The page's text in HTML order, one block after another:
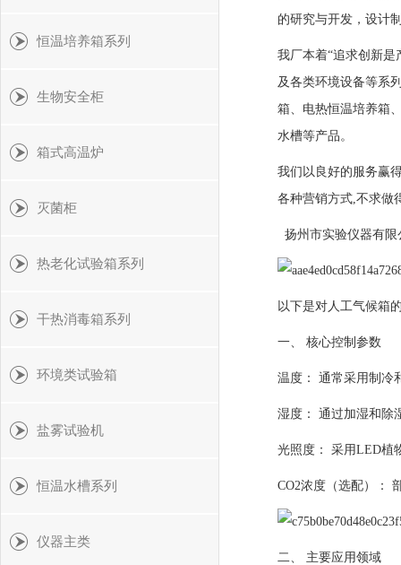
的研究与开发，设计
我厂本着“追求创新
及各类环境设备等系
箱、电热恒温培养箱
水槽等产品。
我们以良好的服务赢
各种营销方式,不求做
扬州市实验仪器有
以下是对人工气候箱
一、 核心控制参数
温度： 通常采用制冷
湿度： 通过加湿和除
光照度： 采用LED植
CO2浓度（选配）：
二、 主要应用领域
恒温培养箱系列
生物安全柜
箱式高温炉
灭菌柜
热老化试验箱系列
干热消毒箱系列
环境类试验箱
盐雾试验机
恒温水槽系列
仪器主类